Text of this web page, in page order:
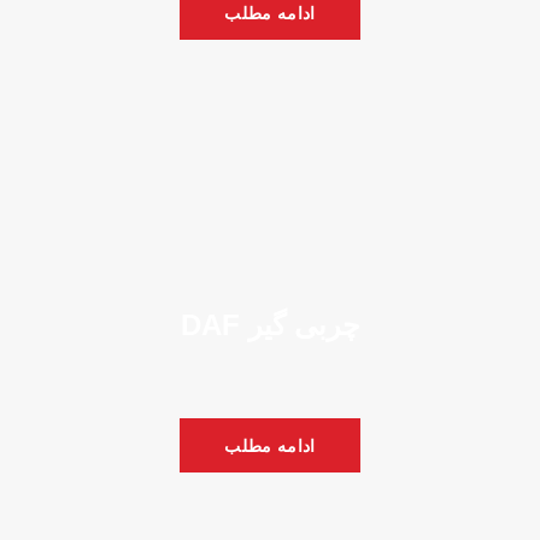
ادامه مطلب
ادامه مطلب